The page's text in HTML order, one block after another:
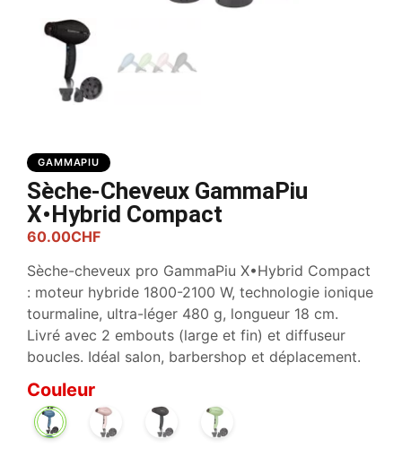
GAMMAPIU
Sèche-Cheveux GammaPiu
X•Hybrid Compact
60.00CHF
Sèche-cheveux pro GammaPiu X•Hybrid Compact
: moteur hybride 1800-2100 W, technologie ionique
tourmaline, ultra-léger 480 g, longueur 18 cm.
Livré avec 2 embouts (large et fin) et diffuseur
boucles. Idéal salon, barbershop et déplacement.
Couleur
BLEU GOLDEN NOIR VERT